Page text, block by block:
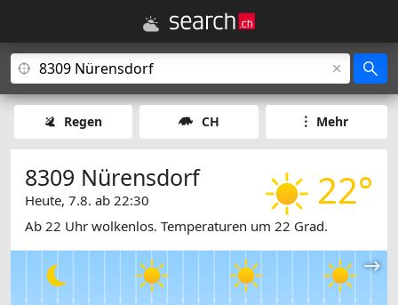
Regen CH Mehr
22°
8309 Nürensdorf
Heute, 7.8. ab 22:30
Ab 22 Uhr wolkenlos. Temperaturen um 22 Grad.